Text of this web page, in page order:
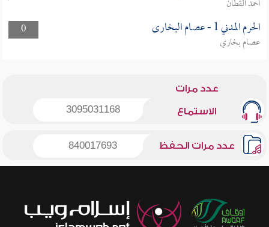
أحمد القطان
0
الحرم المدني 1 - عصام البخارى
عصام بخاري
عدد مرات
الاستماع 3095031168
عدد مرات الحفظ 840017693